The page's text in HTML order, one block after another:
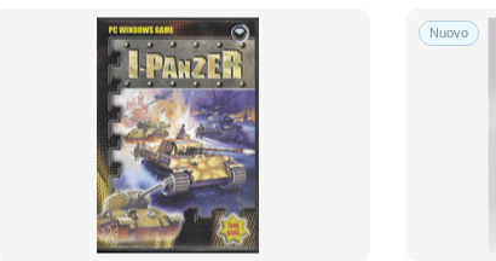
Nuovo